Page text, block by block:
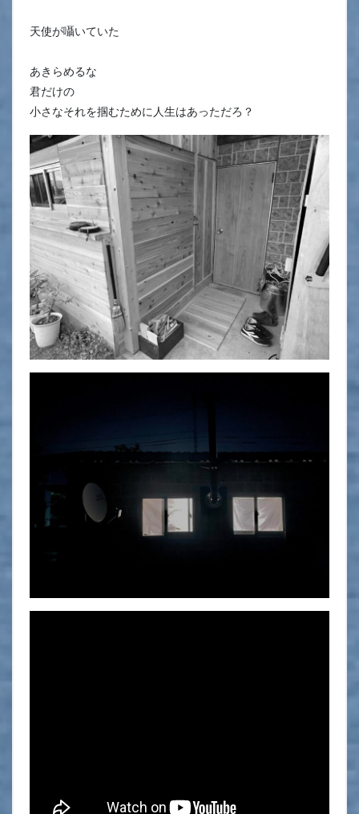
天使が囁いていた
あきらめるな
君だけの
小さなそれを掴むために人生はあっただろ？